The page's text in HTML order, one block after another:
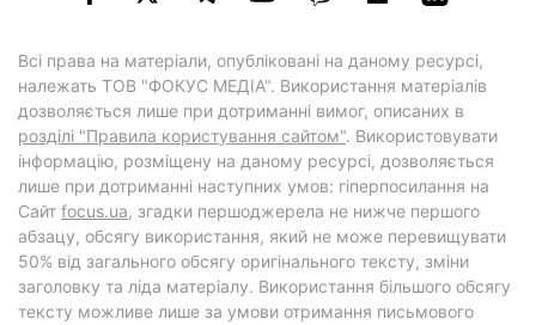
Всі права на матеріали, опубліковані на даному ресурсі,
належать ТОВ "ФОКУС МЕДІА". Використання матеріалів
дозволяється лише при дотриманні вимог, описаних в
розділі "Правила користування сайтом". Використовувати
інформацію, розміщену на даному ресурсі, дозволяється
лише при дотриманні наступних умов: гіперпосилання на
Cайт focus.ua, згадки першоджерела не нижче першого
абзацу, обсягу використання, який не може перевищувати
50% від загального обсягу оригінального тексту, зміни
заголовку та ліда матеріалу. Використання більшого обсягу
тексту можливе лише за умови отримання письмового